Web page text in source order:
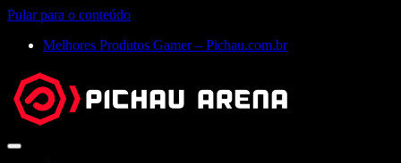
Pular para o conteúdo
Melhores Produtos Gamer – Pichau.com.br
Abrir